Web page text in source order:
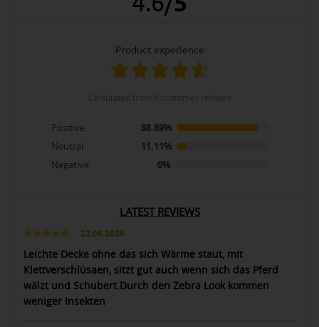
product experience
Positive
88.89%
Neutral
11.11%
Negative
0%
LATEST REVIEWS
22.06.2026
Leichte Decke ohne das sich Wärme staut, mit
Klettverschlüsaen, sitzt gut auch wenn sich das Pferd
wälzt und Schubert.Durch den Zebra Look kommen
weniger Insekten